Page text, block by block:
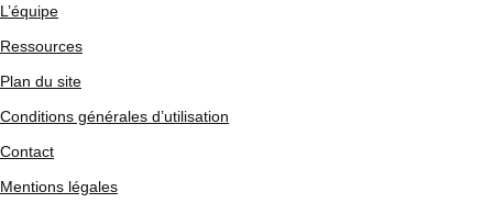
L’équipe
Ressources
Plan du site
Conditions générales d’utilisation
Contact
Mentions légales